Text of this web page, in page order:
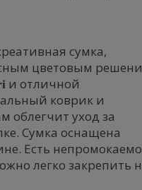
сумка,
цветовым
и отличной
коврик и
облегчит уход за
Сумка оснащена
Есть
легко закрепить